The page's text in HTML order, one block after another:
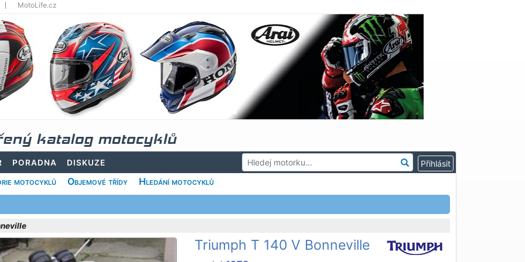
MotoLife.cz
katalog motocyklů
PORADNA DISKUZE
motocyklů Objemové třídy Hledání motocyklů
Triumph T 140 V Bonneville